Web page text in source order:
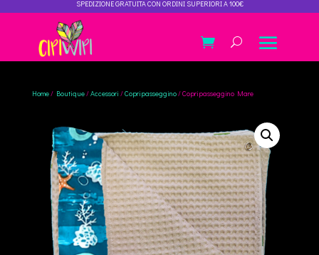
SPEDIZIONE GRATUITA CON ORDINI SUPERIORI A 100€
Home/ Boutique/Accessori /Copripasseggino/ Copripasseggino Mare